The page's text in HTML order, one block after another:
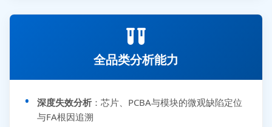
全品类分析能力
深度失效分析 ：芯片、PCBA与模块的微观缺陷定位
与FA根因追溯